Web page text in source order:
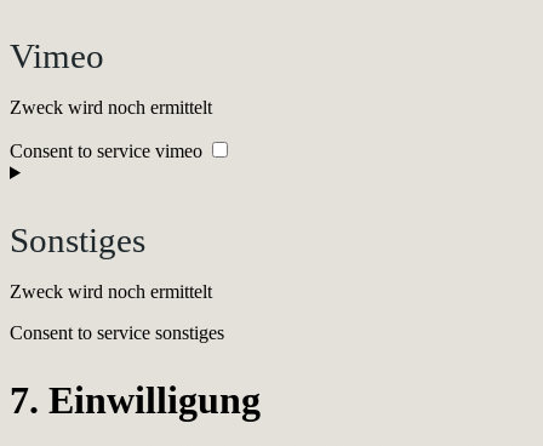
Vimeo
Zweck wird noch ermittelt
Consent to service vimeo
Sonstiges
Zweck wird noch ermittelt
Consent to service sonstiges
7. Einwilligung